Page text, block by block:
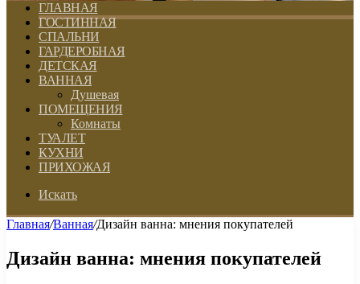
ГЛАВНАЯ
ГОСТИННАЯ
СПАЛЬНИ
ГАРДЕРОБНАЯ
ДЕТСКАЯ
ВАННАЯ
Душевая
ПОМЕЩЕНИЯ
Комнаты
ТУАЛЕТ
КУХНИ
ПРИХОЖАЯ
Искать
Главная/Ванная/Дизайн ванна: мнения покупателей
Дизайн ванна: мнения покупателей